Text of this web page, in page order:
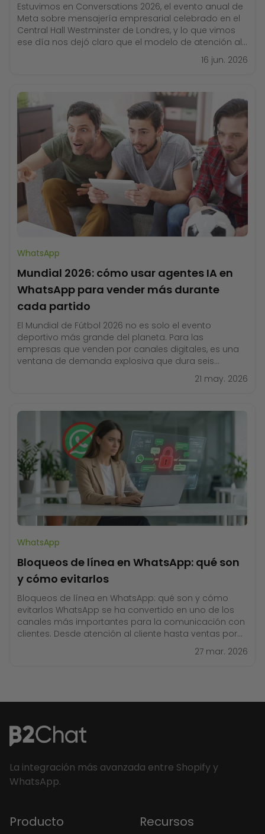
Estuvimos en Conversations 2026, el evento anual de
Meta sobre mensajería empresarial celebrado en el
Central Hall Westminster de Londres, y lo que vimos
ese día nos dejó claro que el modelo de atención al
cliente que conocíamos está a punto de cambiar
para siempre. Más de 1.500 personas en la sala. En el
16 jun. 2026
WhatsApp
Mundial 2026: cómo usar agentes IA en
WhatsApp para vender más durante
cada partido
El Mundial de Fútbol 2026 no es solo el evento
deportivo más grande del planeta. Para las
empresas que venden por canales digitales, es una
ventana de demanda explosiva que dura seis
semanas y genera picos de tráfico cada vez que
suena el silbato. La pregunta no es si tus clientes van
21 may. 2026
WhatsApp
Bloqueos de línea en WhatsApp: qué son
y cómo evitarlos
Bloqueos de línea en WhatsApp: qué son y cómo
evitarlos WhatsApp se ha convertido en uno de los
canales más importantes para la comunicación con
clientes. Desde atención al cliente hasta ventas por
chat, miles de empresas utilizan este canal para
interactuar con usuarios en tiempo real. Sin embargo,
27 mar. 2026
La integración más avanzada entre Shopify y
WhatsApp.
Producto Recursos